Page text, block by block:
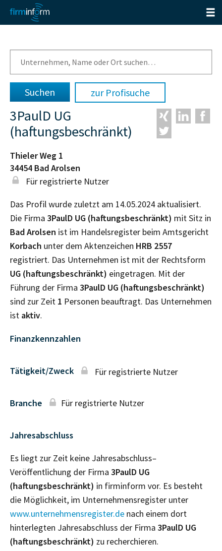
zur Profisuche
3PaulD UG
(haftungsbeschränkt)
Thieler Weg 1
34454 Bad Arolsen
Für registrierte Nutzer
Das Profil wurde zuletzt am 14.05.2024 aktualisiert.
Die Firma 3PaulD UG (haftungsbeschränkt) mit Sitz in
Bad Arolsen ist im Handelsregister beim Amtsgericht
Korbach unter dem Aktenzeichen HRB 2557
registriert. Das Unternehmen ist mit der Rechtsform
UG (haftungsbeschränkt) eingetragen. Mit der
Führung der Firma 3PaulD UG (haftungsbeschränkt)
sind zur Zeit 1 Personen beauftragt. Das Unternehmen
ist aktiv.
Finanzkennzahlen
Tätigkeit/Zweck Für registrierte Nutzer
Branche Für registrierte Nutzer
Jahresabschluss
Es liegt zur Zeit keine Jahresabschluss–
Veröffentlichung der Firma 3PaulD UG
(haftungsbeschränkt) in firminform vor. Es besteht
die Möglichkeit, im Unternehmensregister unter
www.unternehmensregister.de nach einem dort
hinterlegten Jahresabschluss der Firma 3PaulD UG
(haftungsbeschränkt) zu recherchieren.